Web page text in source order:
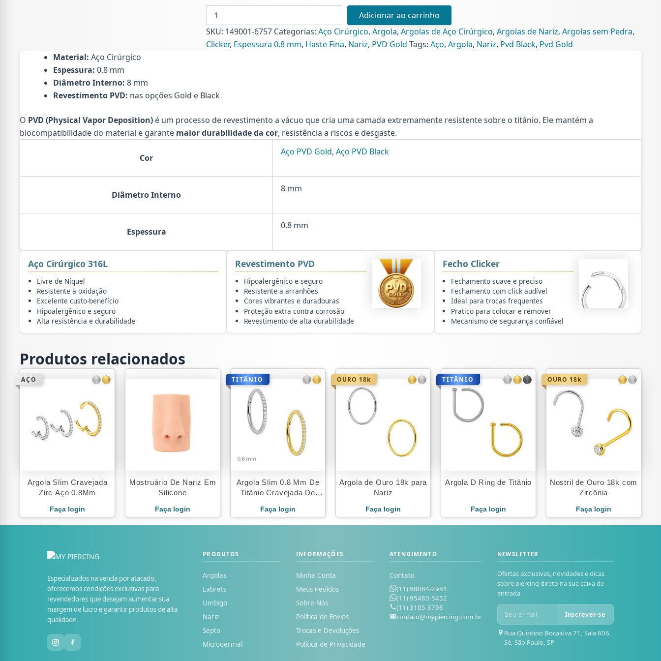
NARIZ
TRAVA
AÇO
quantidade
Adicionar ao carrinho
SKU: 149001-6757 Categorias:Aço Cirúrgico,Argola,Argolas de Aço Cirúrgico,Argolas de Nariz,Argolas sem Pedra,
Clicker, Espessura 0.8 mm, Haste Fina, Nariz, PVD Gold Tags:Aço,Argola, Nariz, Pvd Black, Pvd Gold
Material: Aço Cirúrgico
Espessura: 0.8 mm
Diâmetro Interno: 8 mm
Revestimento PVD: nas opções Gold e Black
O PVD (Physical Vapor Deposition) é um processo de revestimento a vácuo que cria uma camada extremamente resistente sobre o titânio. Ele mantém a
biocompatibilidade do material e garante maior durabilidade da cor, resistência a riscos e desgaste.
Cor
Aço PVD Gold, Aço PVD Black
Diâmetro Interno
8 mm
Espessura
0.8 mm
Aço Cirúrgico 316L
Livre de Níquel
Resistente à oxidação
Excelente custo-benefício
Hipoalergênico e seguro
Alta resistência e durabilidade
Revestimento PVD
Hipoalergênico e seguro
Resistente a arranhões
Cores vibrantes e duradouras
Proteção extra contra corrosão
Revestimento de alta durabilidade
Fecho Clicker
Fechamento suave e preciso
Fechamento com click audível
Ideal para trocas frequentes
Pratico para colocar e remover
Mecanismo de segurança confiável
Produtos relacionados
AÇO
Argola Slim Cravejada
Zirc Aço 0.8Mm
Faça login
Mostruário De Nariz Em
Silicone
Faça login
TITÂNIO
Argola Slim 0.8 Mm De
Titânio Cravejada De
Faça login
OURO 18k
Argola de Ouro 18k para
Nariz
Faça login
TITÂNIO
Argola D Ring de Titânio
Faça login
OURO 18k
Nostril de Ouro 18k com
Zircônia
Faça login
Especializados na venda por atacado,
oferecemos condições exclusivas para
revendedores que desejam aumentar sua
margem de lucro e garantir produtos de alta
qualidade.
PRODUTOS
Argolas
Labrets
Umbigo
Nariz
Septo
Microdermal
INFORMAÇÕES
Minha Conta
Meus Pedidos
Sobre Nós
Política de Envios
Trocas e Devoluções
Política de Privacidade
ATENDIMENTO
Contato
(11) 98084-2981
(11) 95480-5452
(11) 3105-3798
contato@mypiercing.com.br
NEWSLETTER
Ofertas exclusivas, novidades e dicas
sobre piercing direto na sua caixa de
entrada.
Inscrever-se
Rua Quintino Bocaiúva 71, Sala 806,
Sé, São Paulo, SP